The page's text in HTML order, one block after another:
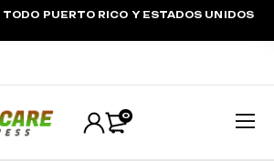
TODO PUERTO RICO Y ESTADOS UNIDOS
0